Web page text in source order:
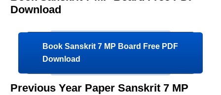
Download
Book Sanskrit 7 MP Board Free PDF
Download
Previous Year Paper Sanskrit 7 MP